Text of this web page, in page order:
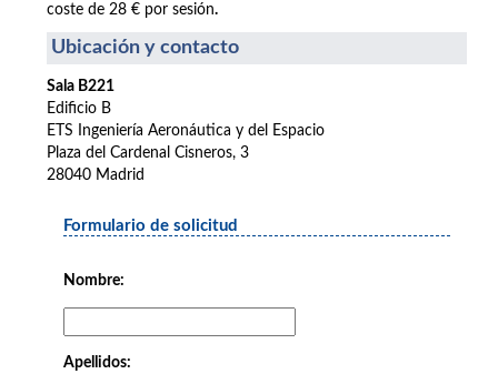
coste de 28 € por sesión.
Ubicación y contacto
Sala B221
Edificio B
ETS Ingeniería Aeronáutica y del Espacio
Plaza del Cardenal Cisneros, 3
28040 Madrid
Formulario de solicitud
Nombre:
Apellidos: